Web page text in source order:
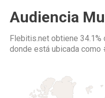
Audiencia
Flebitis.net obtiene
donde está ubicada como